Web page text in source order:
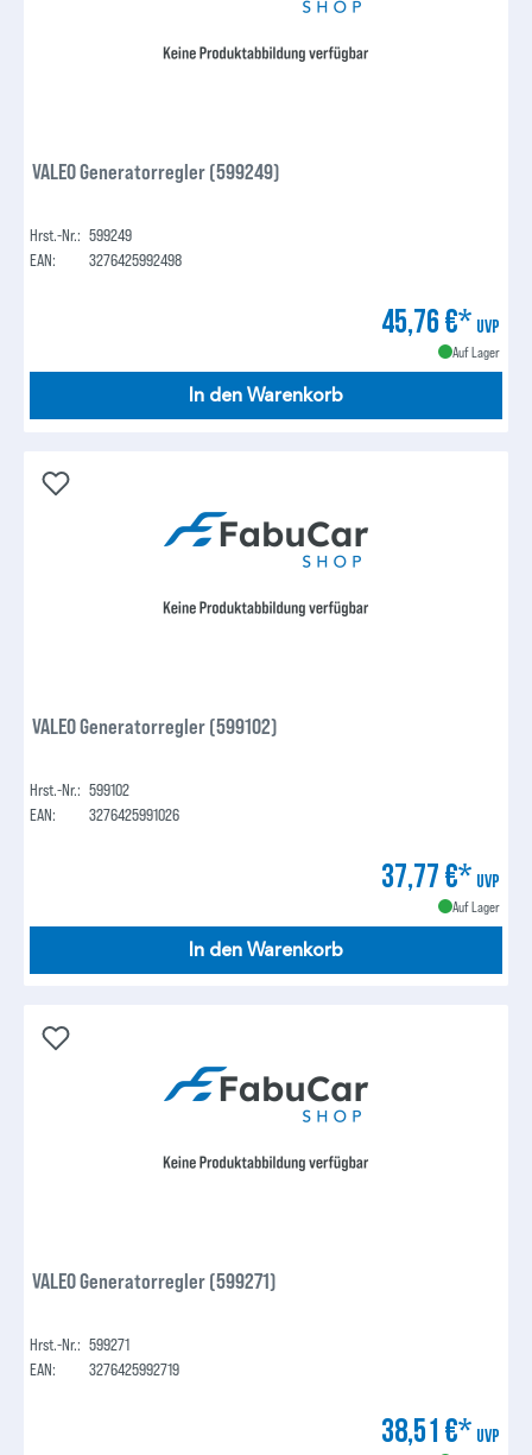
VALEO Generatorregler (599249)
Hrst.-Nr.: 599249
EAN:
3276425992498
45,76 €* UVP
Auf Lager
In den Warenkorb
VALEO Generatorregler (599102)
Hrst.-Nr.: 599102
EAN:
3276425991026
37,77 €* UVP
Auf Lager
In den Warenkorb
VALEO Generatorregler (599271)
Hrst.-Nr.: 599271
EAN:
3276425992719
38,51 €* UVP